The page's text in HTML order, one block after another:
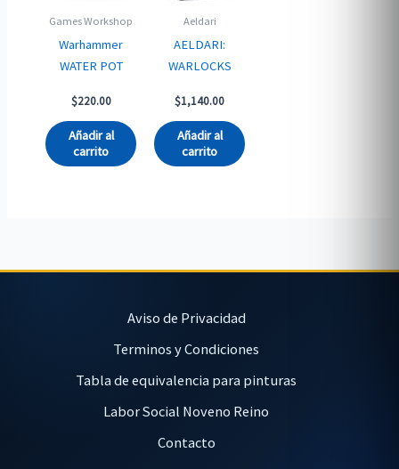
Games Workshop
Warhammer
WATER POT
$220.00
Añadir al
carrito
Aeldari
AELDARI:
WARLOCKS
$1,140.00
Añadir al
carrito
Aviso de Privacidad
Terminos y Condiciones
Tabla de equivalencia para pinturas
Labor Social Noveno Reino
Contacto